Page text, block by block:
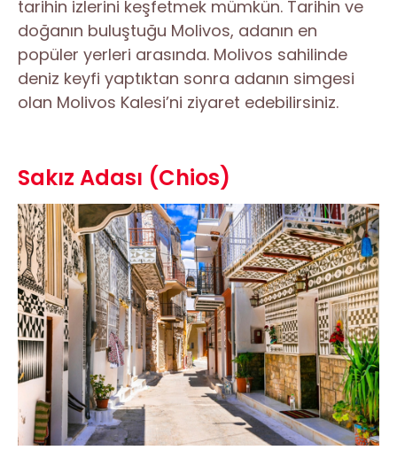
tarihin izlerini keşfetmek mümkün. Tarihin ve
doğanın buluştuğu Molivos, adanın en
popüler yerleri arasında. Molivos sahilinde
deniz keyfi yaptıktan sonra adanın simgesi
olan Molivos Kalesi’ni ziyaret edebilirsiniz.
Sakız Adası (Chios)